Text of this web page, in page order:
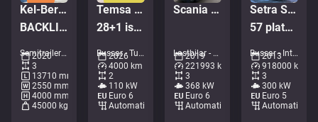
Kel-Berg PRSH-27-SYS NLL
BACKLIFT / SAF AXELS
Semitrailers - Kapell • M404-2042
2020
3
13710 mm
2550 mm
4000 mm
45000 kg
Temsa Prestij
28+1 istekohta | 7.3m | UUS
Bussar - Turistbuss • M407-4724
2026
4000 km
2
110 kW
Euro 6
Automatisk
Scania P 500 6x2*4
Lastbilar - Chassi • M028-1394
2019
221993 km
3
368 kW
Euro 6
Automatisk
Setra S 417 UL 6x2*4
57 platser / AC / rullstolslift
Bussar - Intercitybuss • M144-5936
2013
918000 km
3
300 kW
Euro 5
Automatisk